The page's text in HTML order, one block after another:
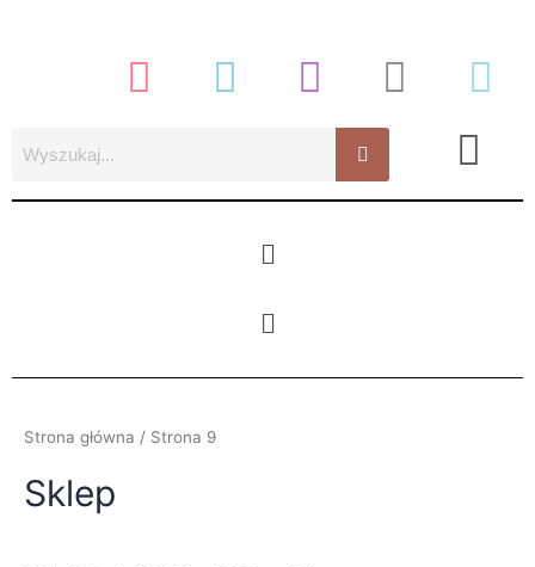
Menu
Menu
Strona główna / Strona 9
Sklep